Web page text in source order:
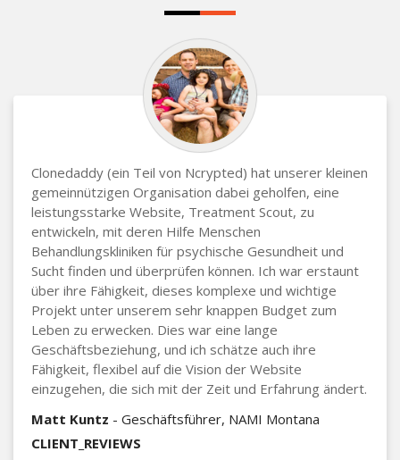
Clonedaddy (ein Teil von Ncrypted) hat unserer kleinen
gemeinnützigen Organisation dabei geholfen, eine
leistungsstarke Website, Treatment Scout, zu
entwickeln, mit deren Hilfe Menschen
Behandlungskliniken für psychische Gesundheit und
Sucht finden und überprüfen können. Ich war erstaunt
über ihre Fähigkeit, dieses komplexe und wichtige
Projekt unter unserem sehr knappen Budget zum
Leben zu erwecken. Dies war eine lange
Geschäftsbeziehung, und ich schätze auch ihre
Fähigkeit, flexibel auf die Vision der Website
einzugehen, die sich mit der Zeit und Erfahrung ändert.
Matt Kuntz - Geschäftsführer, NAMI Montana
CLIENT_REVIEWS